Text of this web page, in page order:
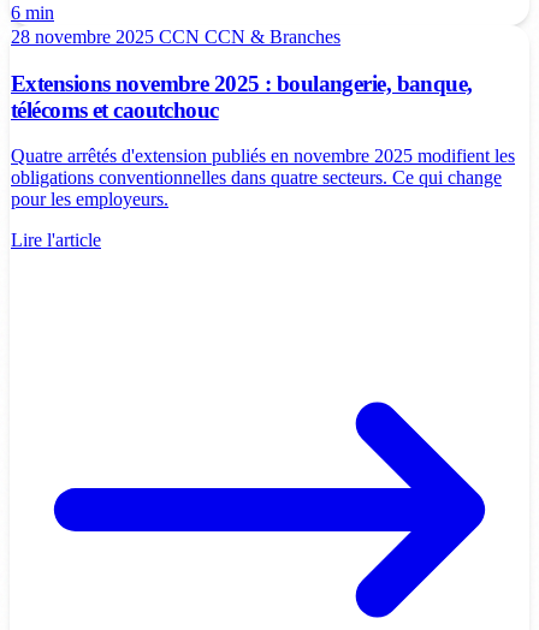
6 min
28 novembre 2025 CCN CCN & Branches
Extensions novembre 2025 : boulangerie, banque,
télécoms et caoutchouc
Quatre arrêtés d'extension publiés en novembre 2025 modifient les
obligations conventionnelles dans quatre secteurs. Ce qui change
pour les employeurs.
Lire l'article